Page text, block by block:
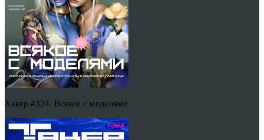
Хакер #324. Всякое с моделями